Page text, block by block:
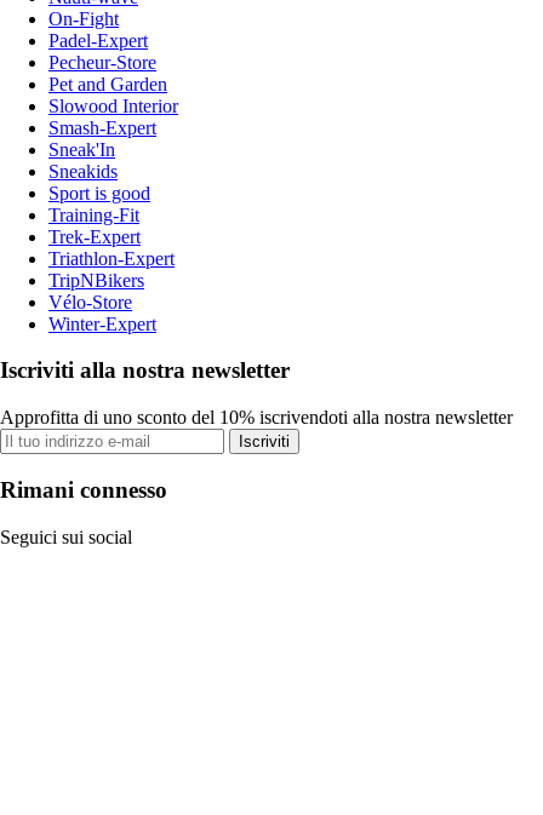
On-Fight
Padel-Expert
Pecheur-Store
Pet and Garden
Slowood Interior
Smash-Expert
Sneak'In
Sneakids
Sport is good
Training-Fit
Trek-Expert
Triathlon-Expert
TripNBikers
Vélo-Store
Winter-Expert
Iscriviti alla nostra newsletter
Approfitta di uno sconto del 10% iscrivendoti alla nostra newsletter
Iscriviti
Rimani connesso
Seguici sui social